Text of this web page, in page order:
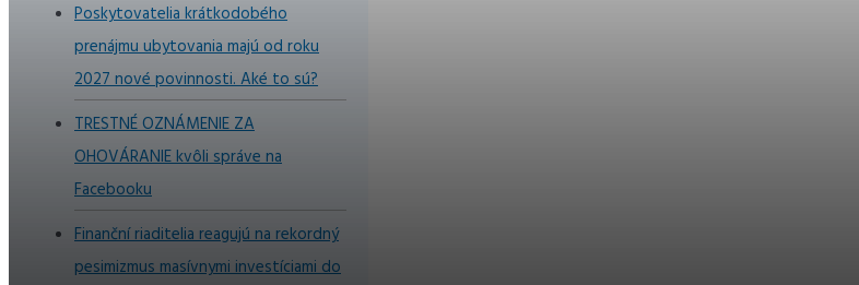
Poskytovatelia krátkodobého
prenájmu ubytovania majú od roku
2027 nové povinnosti. Aké to sú?
TRESTNÉ OZNÁMENIE ZA
OHOVÁRANIE kvôli správe na
Facebooku
Finanční riaditelia reagujú na rekordný
pesimizmus masívnymi investíciami do